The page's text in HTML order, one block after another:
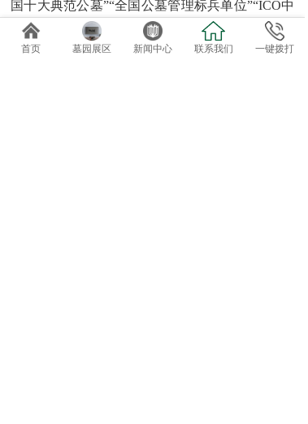
国十大典范公墓”“全国公墓管理标兵单位”“ICO中
国百强公墓”等称号，也当仁不让地成为“广州地
区排名第一的生命公园”！入园礼仪，迎灵礼仪包
首页 墓园展区 新闻中心 联系我们 一键拨打